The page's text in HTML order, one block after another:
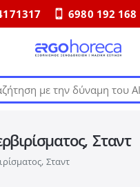
6980 192 168
Σταντ
Σταντ